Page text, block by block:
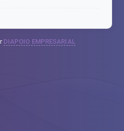
DIAPOIO EMPRESARIAL